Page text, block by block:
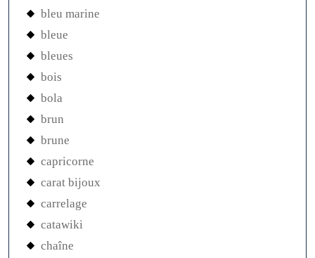
bleu marine
bleue
bleues
bois
bola
brun
brune
capricorne
carat bijoux
carrelage
catawiki
chaîne